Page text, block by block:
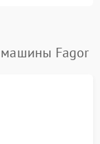
Подробнее →Fagor